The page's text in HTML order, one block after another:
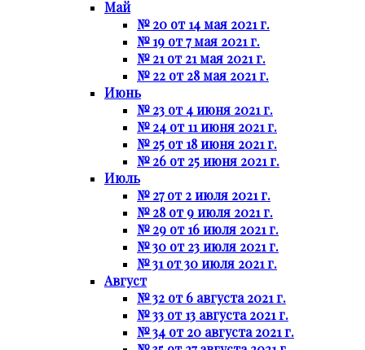
Май
№ 20 от 14 мая 2021 г.
№ 19 от 7 мая 2021 г.
№ 21 от 21 мая 2021 г.
№ 22 от 28 мая 2021 г.
Июнь
№ 23 от 4 июня 2021 г.
№ 24 от 11 июня 2021 г.
№ 25 от 18 июня 2021 г.
№ 26 от 25 июня 2021 г.
Июль
№ 27 от 2 июля 2021 г.
№ 28 от 9 июля 2021 г.
№ 29 от 16 июля 2021 г.
№ 30 от 23 июля 2021 г.
№ 31 от 30 июля 2021 г.
Август
№ 32 от 6 августа 2021 г.
№ 33 от 13 августа 2021 г.
№ 34 от 20 августа 2021 г.